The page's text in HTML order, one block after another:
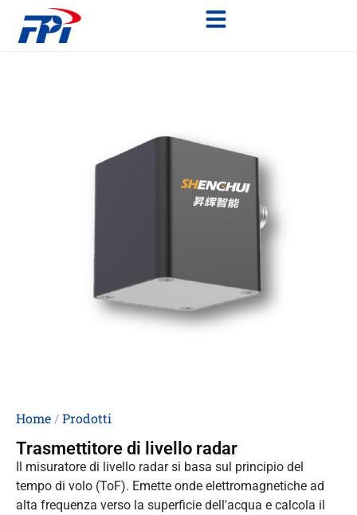
Home/Prodotti
Trasmettitore di livello radar
Il misuratore di livello radar si basa sul principio del
tempo di volo (ToF). Emette onde elettromagnetiche ad
alta frequenza verso la superficie dell'acqua e calcola il